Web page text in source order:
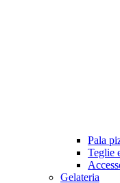
Pala
Teglie
Gelateria